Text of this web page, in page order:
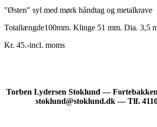
"Østen" syl med mørk håndtag og metalkrave
Totallængde100mm. Klinge 51 mm. Dia. 3,5
Kr. 45.-incl. moms
Torben Lydersen Stoklund —
stoklund@stoklund.dk — Tlf.